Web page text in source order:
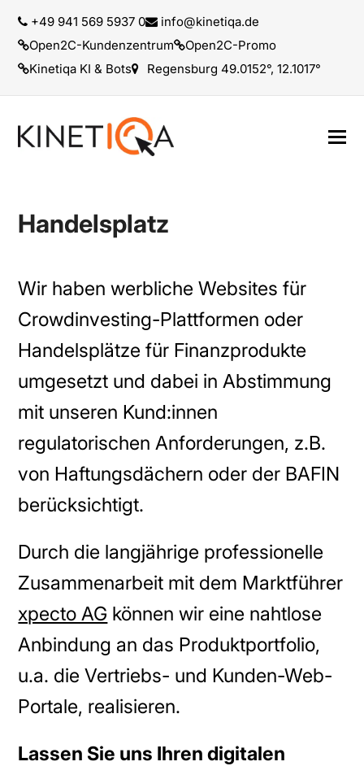
+49 941 569 5937 0
info@kinetiqa.de
Open2C-Kundenzentrum
Open2C-Promo
Kinetiqa KI & Bots
Regensburg 49.0152°, 12.1017°
Handelsplatz
Wir haben werbliche Websites für
Crowdinvesting-Plattformen oder
Handelsplätze für Finanzprodukte
umgesetzt und dabei in Abstimmung
mit unseren Kund:innen
regulatorischen Anforderungen, z.B.
von Haftungsdächern oder der BAFIN
berücksichtigt.
Durch die langjährige professionelle
Zusammenarbeit mit dem Marktführer
xpecto AG können wir eine nahtlose
Anbindung an das Produktportfolio,
u.a. die Vertriebs- und Kunden-Web-
Portale, realisieren.
Lassen Sie uns Ihren digitalen